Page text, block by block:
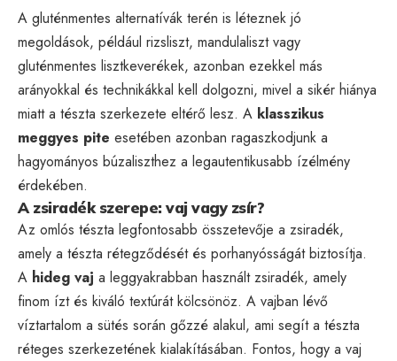
A gluténmentes alternatívák terén is léteznek jó
megoldások, például rizsliszt, mandulaliszt vagy
gluténmentes lisztkeverékek, azonban ezekkel más
arányokkal és technikákkal kell dolgozni, mivel a sikér hiánya
miatt a tészta szerkezete eltérő lesz. A klasszikus
meggyes pite esetében azonban ragaszkodjunk a
hagyományos búzaliszthez a legautentikusabb ízélmény
érdekében.
A zsiradék szerepe: vaj vagy zsír?
Az omlós tészta legfontosabb összetevője a zsiradék,
amely a tészta rétegződését és porhanyósságát biztosítja.
A hideg vaj a leggyakrabban használt zsiradék, amely
finom ízt és kiváló textúrát kölcsönöz. A vajban lévő
víztartalom a sütés során gőzzé alakul, ami segít a tészta
réteges szerkezetének kialakításában. Fontos, hogy a vaj